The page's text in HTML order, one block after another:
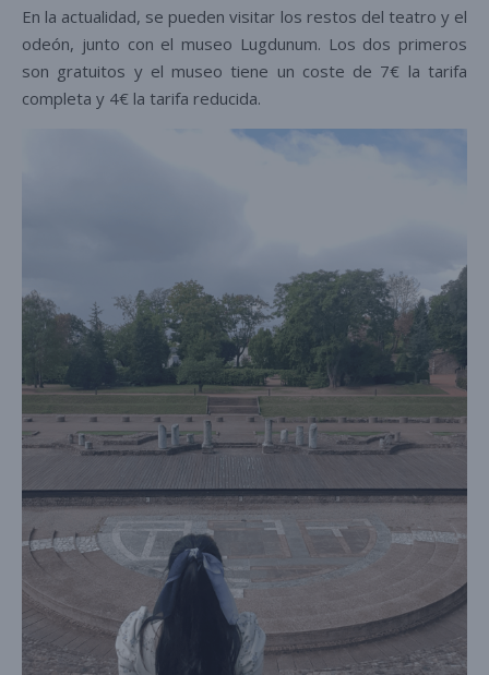
En la actualidad, se pueden visitar los restos del teatro y el
odeón, junto con el museo Lugdunum. Los dos primeros
son gratuitos y el museo tiene un coste de 7€ la tarifa
completa y 4€ la tarifa reducida.